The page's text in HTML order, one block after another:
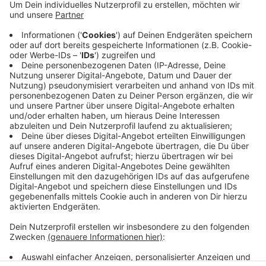
Der LKW war heute Mittag aus noch ungeklärter
Ursache umgekippt. Der Fahrer kam verletzt ins
Krankenhaus. Erst luden Einsatzkräfte die
überlebenden Schweine in einen Ersatzlaster. Dann
rückte ein Kran an, um den umgekippten
Schweinelaster wieder aufzustellen. Jetzt endlich ist
das abgeschlossen.
Anzeige
Anzeige